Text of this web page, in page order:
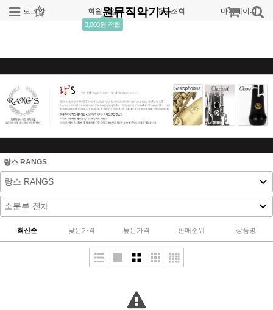
로그인 회원가입
3,000원 적립
주문조회 마이페이지
원뮤직악기사
랑스 RANGS
최신순 낮은가격 높은가격 판매순위 상품명